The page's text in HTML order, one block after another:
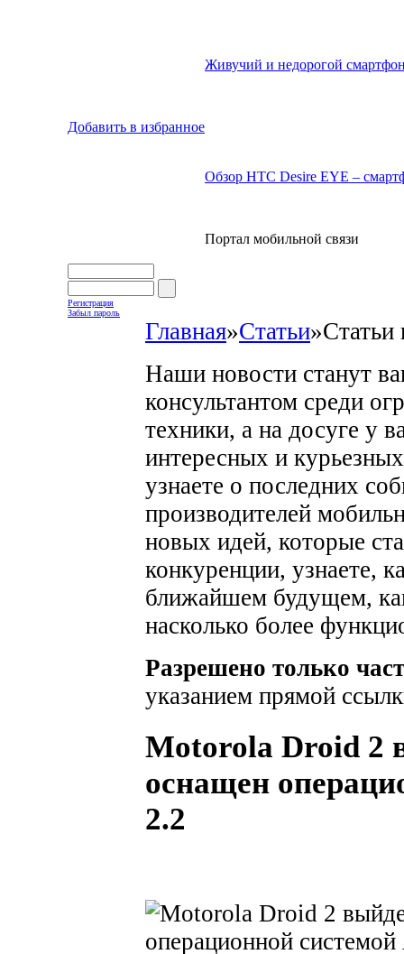
Добавить в избранное
Живучий и недорогой
Обзор HTC Desire EYE –
Портал мобильной связи
Регистрация
Забыл пароль
Главная»Статьи»Статьи
Наши новости станут
консультантом среди
техники, а на досуге у
интересных и
узнаете о последних
производителей
новых идей, которые
конкуренции, узнаете,
ближайшем будущем,
насколько более
Разрешено только
указанием прямой
Motorola Droid 2
оснащен
2.2